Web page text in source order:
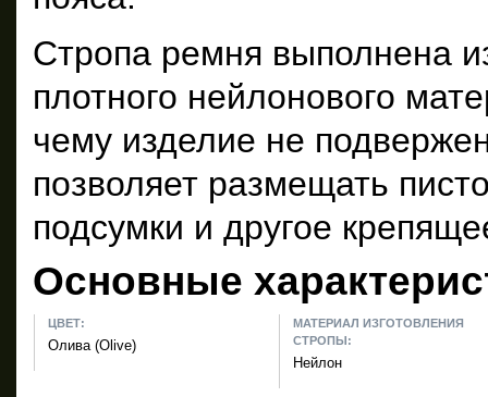
Стропа ремня выполнена
плотного нейлонового
чему изделие не
позволяет размещать
подсумки и другое
Основные
ЦВЕТ:
Олива (Olive)
МАТЕРИАЛ ИЗГОТОВЛЕНИЯ
СТРОПЫ:
Нейлон